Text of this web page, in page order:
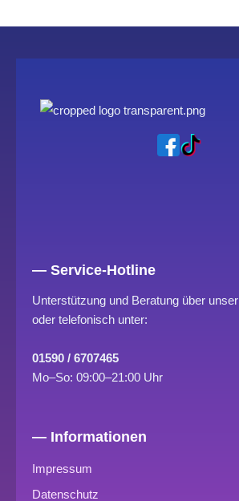
— Service-Hotline
Unterstützung und Beratung über unser
oder telefonisch unter:
01590 / 6707465
Mo–So: 09:00–21:00 Uhr
— Informationen
Impressum
Datenschutz